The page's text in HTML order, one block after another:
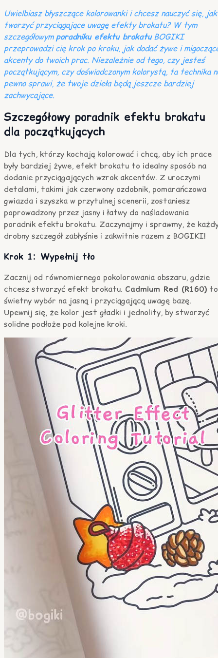
Uwielbiasz błyszczące kolorowanki i chcesz nauczyć się, jak
tworzyć przyciągające uwagę efekty brokatu? W tym
szczegółowymporadniku efektu brokatuBOGIKI
przeprowadzi cię krok po kroku, jak dodać żywe i
akcenty do twoich prac. Niezależnie od tego, czy jesteś
początkującym, czy doświadczonym kolorystą, ta technika
pewno sprawi, że twoje dzieła będą jeszcze bardziej
zachwycające.
Szczegółowy poradnik efektu brokatu
dla początkujących
Dla tych, którzy kochają kolorować i chcą, aby ich prace
były bardziej żywe, efekt brokatu to idealny sposób na
dodanie przyciągających wzrok akcentów. Z uroczymi
detalami, takimi jak czerwony ozdobnik, pomarańczowa
gwiazda i szyszka w przytulnej scenerii, zostaniesz
poprowadzony przez jasny i łatwy do naśladowania
poradnik efektu brokatu. Zaczynajmy i sprawmy, że
drobny szczegół zabłyśnie i zakwitnie razem z BOGIKI!
Krok 1: Wypełnij tło
Zacznij od równomiernego pokolorowania obszaru, gdzie
chcesz stworzyć efekt brokatu. Cadmium Red (R160) to
świetny wybór na jasną i przyciągającą uwagę bazę.
Upewnij się, że kolor jest gładki i jednolity, by stworzyć
solidne podłoże pod kolejne kroki.